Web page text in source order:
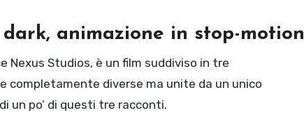
dark, animazione in stop-motion
Nexus Studios, è un film suddiviso in tre
completamente diverse ma unite da un unico
un po’ di questi tre racconti.